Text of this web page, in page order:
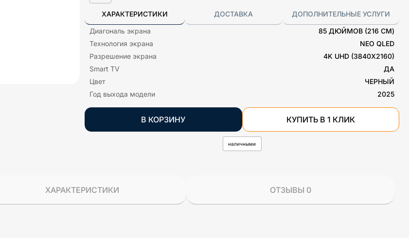
ХАРАКТЕРИСТИКИ ДОСТАВКА ДОПОЛНИТЕЛЬНЫЕ УСЛУГИ
Диагональ экрана
85 ДЮЙМОВ (216 СМ)
Технология экрана
NEO QLED
Разрешение экрана
4K UHD (3840X2160)
Smart TV
ДА
Цвет
ЧЕРНЫЙ
Год выхода модели
2025
В КОРЗИНУ КУПИТЬ В 1 КЛИК
наличными
ХАРАКТЕРИСТИКИ ОТЗЫВЫ 0